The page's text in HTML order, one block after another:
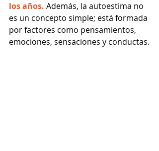
los años. Además, la autoestima no
es un concepto simple; está formada
por factores como pensamientos,
emociones, sensaciones y conductas.